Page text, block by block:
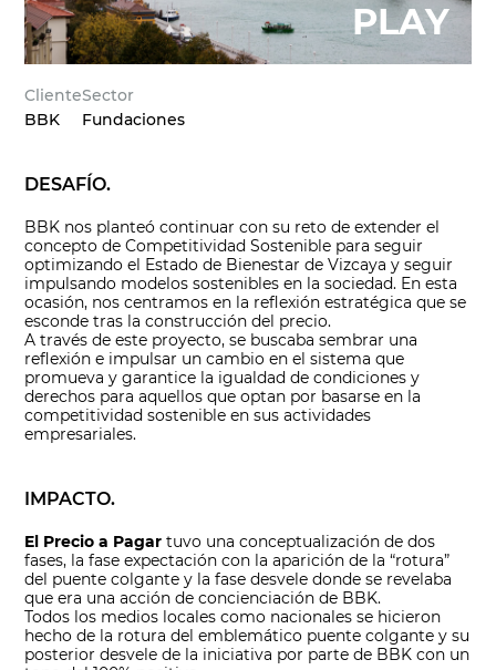
Cliente
BBK
Sector
Fundaciones
DESAFÍO.
BBK nos planteó continuar con su reto de extender el
concepto de Competitividad Sostenible para seguir
optimizando el Estado de Bienestar de Vizcaya y seguir
impulsando modelos sostenibles en la sociedad. En esta
ocasión, nos centramos en la reflexión estratégica que se
esconde tras la construcción del precio.
A través de este proyecto, se buscaba sembrar una
reflexión e impulsar un cambio en el sistema que
promueva y garantice la igualdad de condiciones y
derechos para aquellos que optan por basarse en la
competitividad sostenible en sus actividades
empresariales.
IMPACTO.
El Precio a Pagartuvo una conceptualización de dos
fases, la fase expectación con la aparición de la “rotura”
del puente colgante y la fase desvele donde se revelaba
que era una acción de concienciación de BBK.
Todos los medios locales como nacionales se hicieron
hecho de la rotura del emblemático puente colgante y su
posterior desvele de la iniciativa por parte de BBK con un